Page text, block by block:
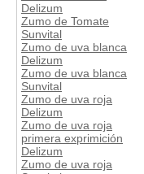
Delizum
Zumo de Tomate
Sunvital
Zumo de uva blanca
Delizum
Zumo de uva blanca
Sunvital
Zumo de uva roja
Delizum
Zumo de uva roja
primera exprimición
Delizum
Zumo de uva roja